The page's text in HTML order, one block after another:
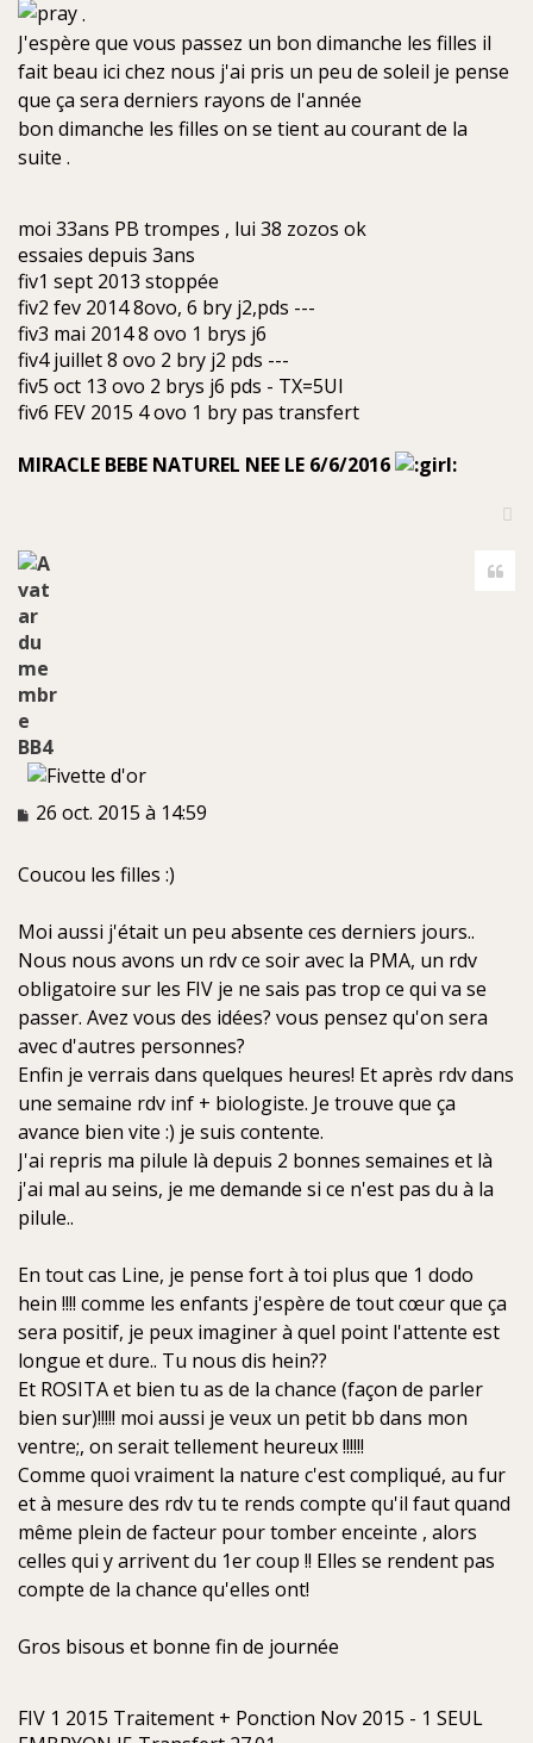
.
J'espère que vous passez un bon dimanche les filles il
fait beau ici chez nous j'ai pris un peu de soleil je pense
que ça sera derniers rayons de l'année
bon dimanche les filles on se tient au courant de la
suite .
moi 33ans PB trompes , lui 38 zozos ok
essaies depuis 3ans
fiv1 sept 2013 stoppée
fiv2 fev 2014 8ovo, 6 bry j2,pds ---
fiv3 mai 2014 8 ovo 1 brys j6
fiv4 juillet 8 ovo 2 bry j2 pds ---
fiv5 oct 13 ovo 2 brys j6 pds - TX=5UI
fiv6 FEV 2015 4 ovo 1 bry pas transfert
MIRACLE BEBE NATUREL NEE LE 6/6/2016
BB4
M
s
g
e
n
o
n
l
u
26 oct. 2015 à 14:59
Coucou les filles :)
Moi aussi j'était un peu absente ces derniers jours..
Nous nous avons un rdv ce soir avec la PMA, un rdv
obligatoire sur les FIV je ne sais pas trop ce qui va se
passer. Avez vous des idées? vous pensez qu'on sera
avec d'autres personnes?
Enfin je verrais dans quelques heures! Et après rdv dans
une semaine rdv inf + biologiste. Je trouve que ça
avance bien vite :) je suis contente.
J'ai repris ma pilule là depuis 2 bonnes semaines et là
j'ai mal au seins, je me demande si ce n'est pas du à la
pilule..
En tout cas Line, je pense fort à toi plus que 1 dodo
hein !!!! comme les enfants j'espère de tout cœur que ça
sera positif, je peux imaginer à quel point l'attente est
longue et dure.. Tu nous dis hein??
Et ROSITA et bien tu as de la chance (façon de parler
bien sur)!!!!! moi aussi je veux un petit bb dans mon
ventre;, on serait tellement heureux !!!!!!
Comme quoi vraiment la nature c'est compliqué, au fur
et à mesure des rdv tu te rends compte qu'il faut quand
même plein de facteur pour tomber enceinte , alors
celles qui y arrivent du 1er coup !! Elles se rendent pas
compte de la chance qu'elles ont!
Gros bisous et bonne fin de journée
FIV 1 2015 Traitement + Ponction Nov 2015 - 1 SEUL